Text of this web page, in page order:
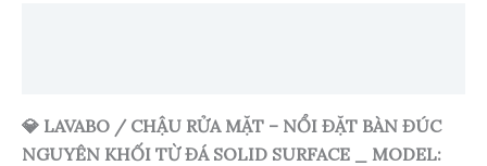
💎 LAVABO / CHẬU RỬA MẶT – NỔI ĐẶT BÀN ĐÚC
NGUYÊN KHỐI TỪ ĐÁ SOLID SURFACE _ MODEL: